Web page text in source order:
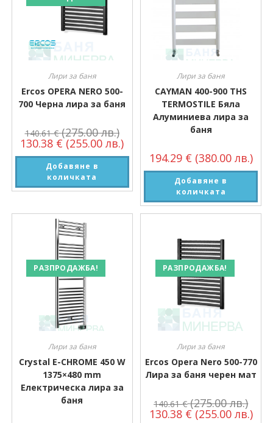
Лири за баня
Ercos OPERA NERO 500-
700 Черна лира за баня
140.61€ (275.00 лв.)
130.38 € (255.00 лв.)
Добавяне в
количката
Лири за баня
CAYMAN 400-900 THS
TERMOSTILE Бяла
Алуминиева лира за
баня
194.29 € (380.00 лв.)
Добавяне в
количката
РАЗПРОДАЖБА!
Лири за баня
Crystal E-CHROME 450 W
1375×480 mm
Електрическа лира за
баня
РАЗПРОДАЖБА!
Лири за баня
Ercos Opera Nero 500-770
Лира за баня черен мат
140.61€ (275.00 лв.)
130.38 € (255.00 лв.)